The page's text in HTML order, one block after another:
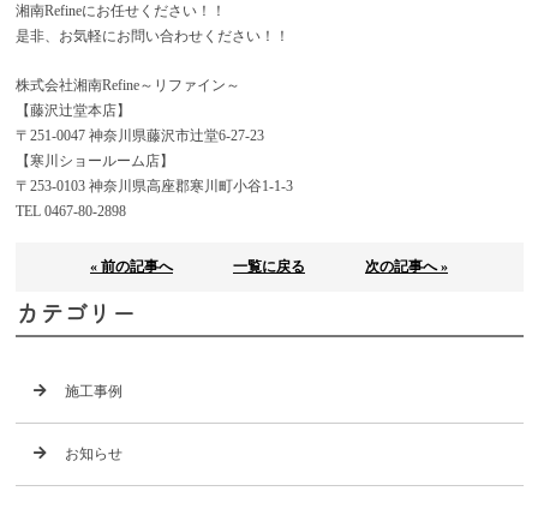
湘南Refineにお任せください！！
是非、お気軽にお問い合わせください！！
株式会社湘南Refine～リファイン～
【藤沢辻堂本店】
〒251-0047 神奈川県藤沢市辻堂6-27-23
【寒川ショールーム店】
〒253-0103 神奈川県高座郡寒川町小谷1-1-3
TEL 0467-80-2898
« 前の記事へ 一覧に戻る 次の記事へ »
カテゴリー
施工事例
お知らせ